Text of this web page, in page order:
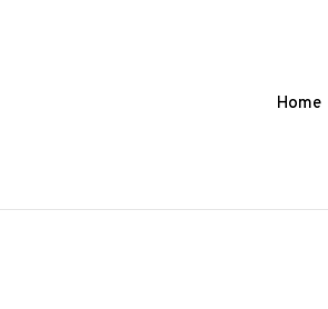
Home